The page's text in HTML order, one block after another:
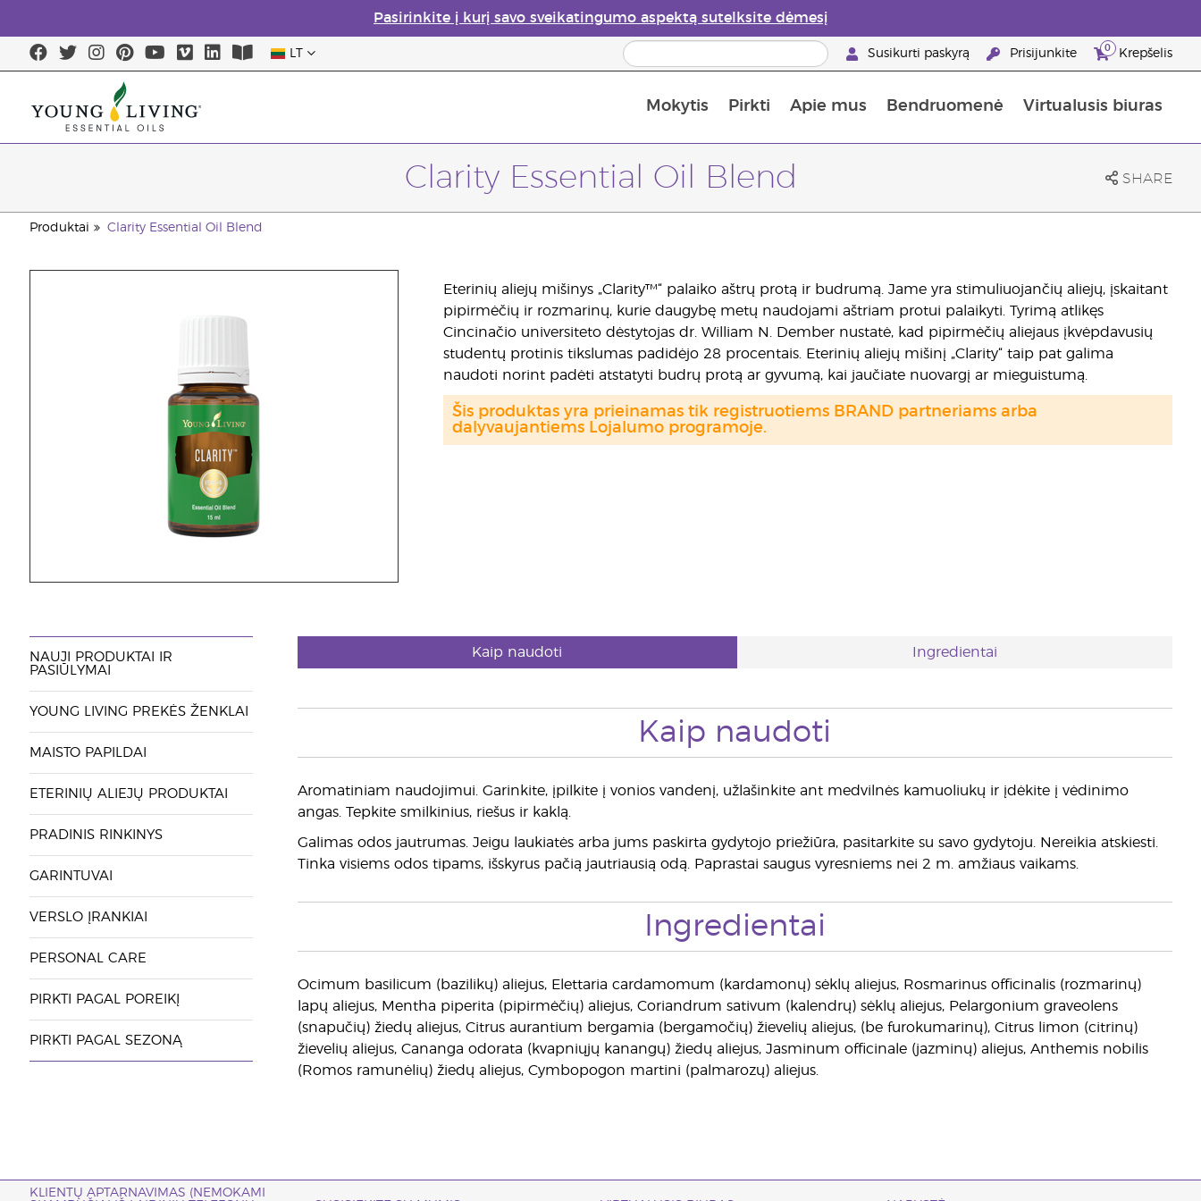
Pasirinkite į kurį savo sveikatingumo aspektą sutelksite dėmesį
LT Susikurti paskyrą Prisijunkite 0 Krepšelis
Mokytis Pirkti Apie mus Bendruomenė Virtualusis biuras
Clarity Essential Oil Blend SHARE
Produktai Clarity Essential Oil Blend
Eterinių aliejų mišinys „Clarity™“ palaiko aštrų protą ir budrumą. Jame yra stimuliuojančių aliejų, įskaitant
pipirmėčių ir rozmarinų, kurie daugybę metų naudojami aštriam protui palaikyti. Tyrimą atlikęs
Cincinačio universiteto dėstytojas dr. William N. Dember nustatė, kad pipirmėčių aliejaus įkvėpdavusių
studentų protinis tikslumas padidėjo 28 procentais. Eterinių aliejų mišinį „Clarity“ taip pat galima
naudoti norint padėti atstatyti budrų protą ar gyvumą, kai jaučiate nuovargį ar mieguistumą.
Šis produktas yra prieinamas tik registruotiems BRAND partneriams arba
dalyvaujantiems Lojalumo programoje.
NAUJI PRODUKTAI IR
PASIŪLYMAI
YOUNG LIVING PREKĖS ŽENKLAI
MAISTO PAPILDAI
ETERINIŲ ALIEJŲ PRODUKTAI
PRADINIS RINKINYS
GARINTUVAI
VERSLO ĮRANKIAI
PERSONAL CARE
PIRKTI PAGAL POREIKĮ
PIRKTI PAGAL SEZONĄ
Kaip naudoti Ingredientai
Kaip naudoti
Aromatiniam naudojimui. Garinkite, įpilkite į vonios vandenį, užlašinkite ant medvilnės kamuoliukų ir įdėkite į vėdinimo
angas. Tepkite smilkinius, riešus ir kaklą.
Galimas odos jautrumas. Jeigu laukiatės arba jums paskirta gydytojo priežiūra, pasitarkite su savo gydytoju. Nereikia atskiesti.
Tinka visiems odos tipams, išskyrus pačią jautriausią odą. Paprastai saugus vyresniems nei 2 m. amžiaus vaikams.
Ingredientai
Ocimum basilicum (bazilikų) aliejus, Elettaria cardamomum (kardamonų) sėklų aliejus, Rosmarinus officinalis (rozmarinų)
lapų aliejus, Mentha piperita (pipirmėčių) aliejus, Coriandrum sativum (kalendrų) sėklų aliejus, Pelargonium graveolens
(snapučių) žiedų aliejus, Citrus aurantium bergamia (bergamočių) žievelių aliejus, (be furokumarinų), Citrus limon (citrinų)
žievelių aliejus, Cananga odorata (kvapniųjų kanangų) žiedų aliejus, Jasminum officinale (jazminų) aliejus, Anthemis nobilis
(Romos ramunėlių) žiedų aliejus, Cymbopogon martini (palmarozų) aliejus.
KLIENTŲ APTARNAVIMAS (NEMOKAMI